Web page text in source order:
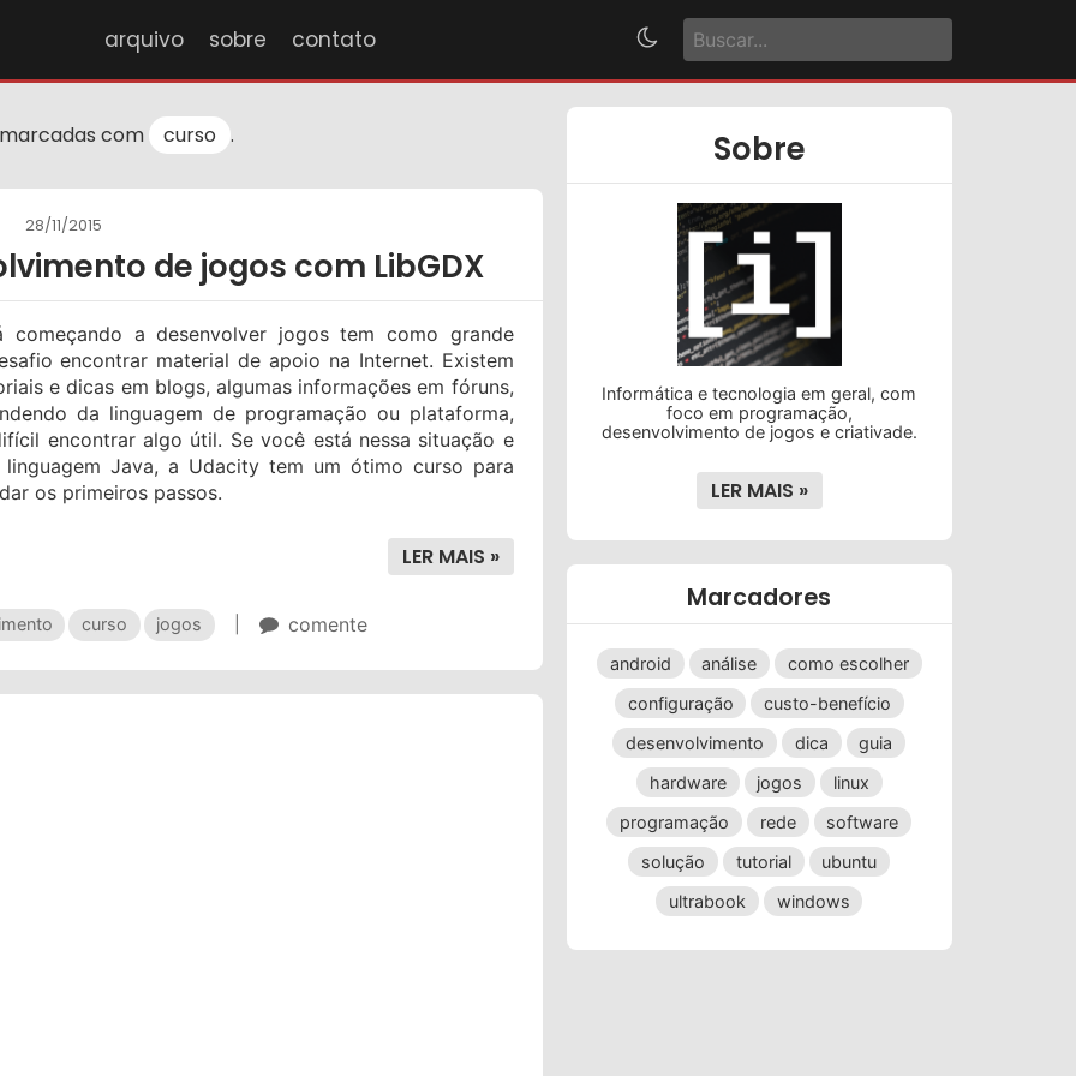
arquivo sobre contato
com curso .
de jogos com LibGDX
28/11/2015
começando a desenvolver jogos tem como grande
encontrar material de apoio na Internet. Existem
e dicas em blogs, algumas informações em fóruns,
da linguagem de programação ou plataforma,
encontrar algo útil. Se você está nessa situação e
linguagem Java, a Udacity tem um ótimo curso para
os primeiros passos.
LER MAIS »
curso jogos comente
Sobre
Informática e tecnologia em geral, com
foco em programação,
desenvolvimento de jogos e criativade.
LER MAIS »
Marcadores
android análise
como escolher
configuração
custo-benefício
desenvolvimento
dica
guia
hardware
jogos
linux
programação
rede
software
solução
tutorial
ubuntu
ultrabook
windows